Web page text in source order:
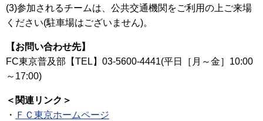
(3)参加されるチームは、公共交通機関をご利用の上ご来場
ください(駐車場はございません)。
【お問い合わせ先】
FC東京普及部【TEL】03-5600-4441(平日［月～金］10:00
～17:00)
＜関連リンク＞
・ ＦＣ東京ホームページ